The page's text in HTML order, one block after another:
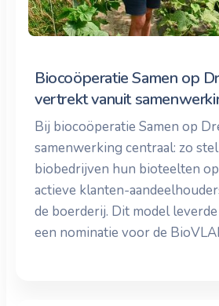
Biocoöperatie Samen op
vertrekt vanuit
Bij biocoöperatie Samen op
samenwerking centraal: zo
biobedrijven hun bioteelten
actieve klanten-
de boerderij. Dit model
een nominatie voor de